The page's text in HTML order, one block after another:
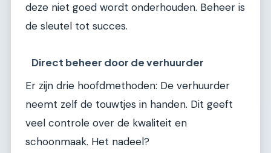
deze niet goed wordt onderhouden. Beheer is
de sleutel tot succes.
Direct beheer door de verhuurder
Er zijn drie hoofdmethoden: De verhuurder
neemt zelf de touwtjes in handen. Dit geeft
veel controle over de kwaliteit en
schoonmaak. Het nadeel?